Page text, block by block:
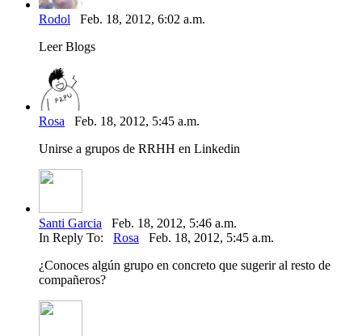
Rodol Feb. 18, 2012, 6:02 a.m.
Leer Blogs
Rosa Feb. 18, 2012, 5:45 a.m.
Unirse a grupos de RRHH en Linkedin
Santi Garcia Feb. 18, 2012, 5:46 a.m.
In Reply To: Rosa Feb. 18, 2012, 5:45 a.m.
¿Conoces algún grupo en concreto que sugerir al resto de
compañeros?